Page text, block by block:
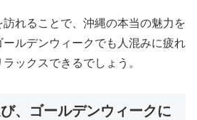
れることで、沖縄の本当の魅力を
ルデンウィークでも人混みに疲れ
ックスできるでしょう。
、ゴールデンウィークに